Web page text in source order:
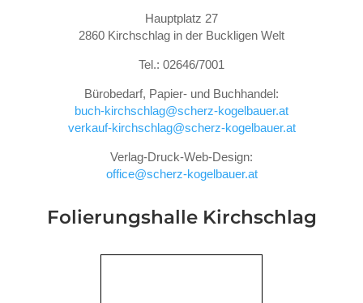
Hauptplatz 27
2860 Kirchschlag in der Buckligen Welt
Tel.: 02646/7001
Bürobedarf, Papier- und Buchhandel:
buch-kirchschlag@scherz-kogelbauer.at
verkauf-kirchschlag@scherz-kogelbauer.at
Verlag-Druck-Web-Design:
office@scherz-kogelbauer.at
Folierungshalle Kirchschlag